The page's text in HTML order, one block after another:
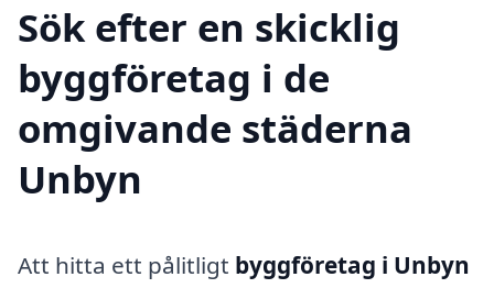
Sök efter en skicklig
byggföretag i de
omgivande städerna
Unbyn
Att hitta ett pålitligt byggföretag i Unbyn